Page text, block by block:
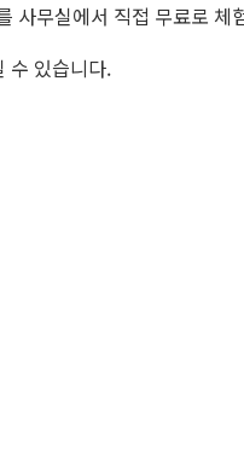
무실에서 직접 무료로 체
수 있습니다.